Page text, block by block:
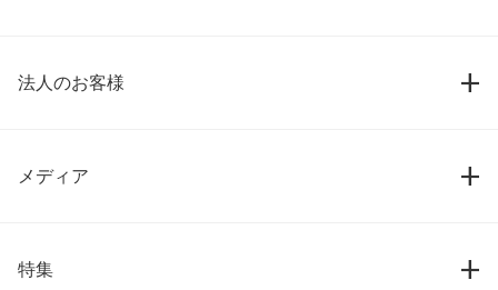
法人のお客様
メディア
特集